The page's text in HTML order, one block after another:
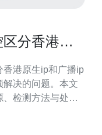
分香港原
香港原生ip和广播ip
决的问题。本文
、检测方法与处置
合规需求。 监